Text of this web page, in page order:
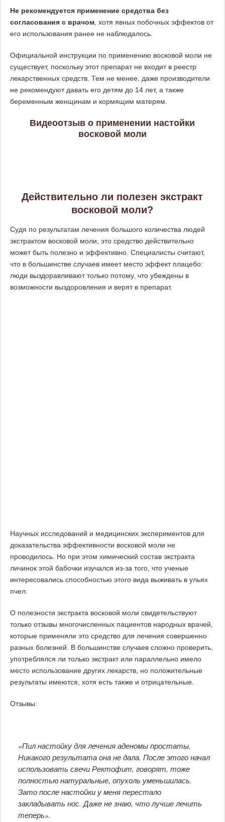
Не рекомендуется применение средства без
согласования с врачом, хотя явных побочных эффектов от
его использования ранее не наблюдалось.
Официальной инструкции по применению восковой моли не
существует, поскольку этот препарат не входит в реестр
лекарственных средств. Тем не менее, даже производители
не рекомендуют давать его детям до 14 лет, а также
беременным женщинам и кормящим матерям.
Видеоотзыв о применении настойки
восковой моли
Действительно ли полезен экстракт
восковой моли?
Судя по результатам лечения большого количества людей
экстрактом восковой моли, это средство действительно
может быть полезно и эффективно. Специалисты считают,
что в большинстве случаев имеет место эффект плацебо:
люди выздоравливают только потому, что убеждены в
возможности выздоровления и верят в препарат.
Научных исследований и медицинских экспериментов для
доказательства эффективности восковой моли не
проводилось. Но при этом химический состав экстракта
личинок этой бабочки изучался из-за того, что ученые
интересовались способностью этого вида выживать в ульях
пчел.
О полезности экстракта восковой моли свидетельствуют
только отзывы многочисленных пациентов народных врачей,
которые применяли это средство для лечения совершенно
разных болезней. В большинстве случаев сложно проверить,
употреблялся ли только экстракт или параллельно имело
место использование других лекарств, но положительные
результаты имеются, хотя есть также и отрицательные.
Отзывы:
«Пил настойку для лечения аденомы простаты.
Никакого результата она не дала. После этого начал
использовать свечи Ректофит, говорят, тоже
полностью натуральные, опухоль уменьшилась.
Зато после настойки у меня перестало
закладывать нос. Даже не знаю, что лучше лечить
теперь».